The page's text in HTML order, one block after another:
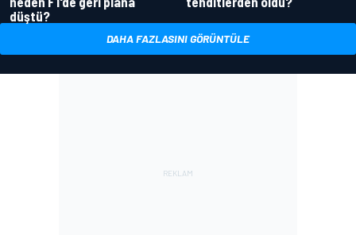
düştü?
DAHA FAZLASINI GÖRÜNTÜLE